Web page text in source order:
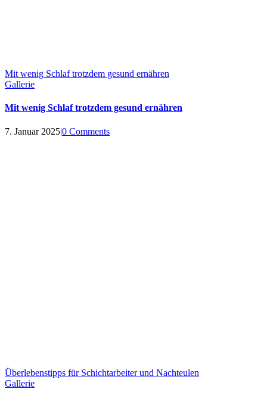
Mit wenig Schlaf trotzdem gesund ernähren
Gallerie
Mit wenig Schlaf trotzdem gesund ernähren
7. Januar 2025|0 Comments
Überlebenstipps für Schichtarbeiter und Nachteulen
Gallerie